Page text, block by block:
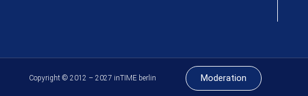
Copyright © 2012 – 2027 inTIME berlin Moderation